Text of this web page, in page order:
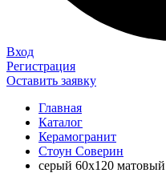
Вход
Регистрация
Оставить заявку
Главная
Каталог
Керамогранит
Стоун Соверин
серый 60х120 матовый